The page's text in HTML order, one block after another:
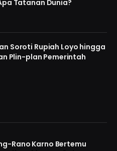
Tatanan Dunia?
Soroti Rupiah Loyo hingga
Plin-plan Pemerintah
Rano Karno Bertemu